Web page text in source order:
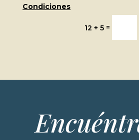
Condiciones
12 + 5 =